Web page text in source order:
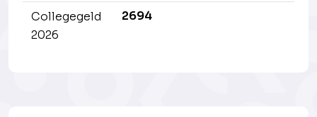
Collegegeld
2026
2694